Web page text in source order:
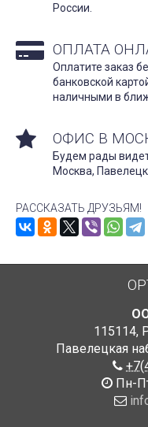
России.
ОПЛАТА
Оплатите заказ
банковской
наличными в
ОФИС В
Будем рады
Москва,
РАССКАЗАТЬ ДРУЗЬЯМ!
115114,
Павелецкая
Пн-